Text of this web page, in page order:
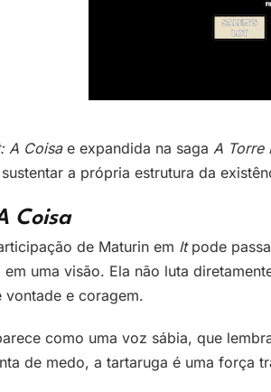
A Coisae expandida na saga A Torre
a própria estrutura da
Coisa
de Maturin em Itpode
uma visão. Ela não luta
vontade e coragem.
como uma voz sábia, que
de medo, a tartaruga é uma força